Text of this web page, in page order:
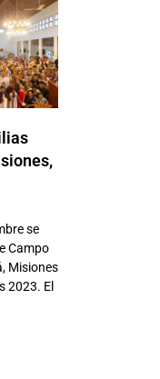
se
Campo
Misiones
2023. El